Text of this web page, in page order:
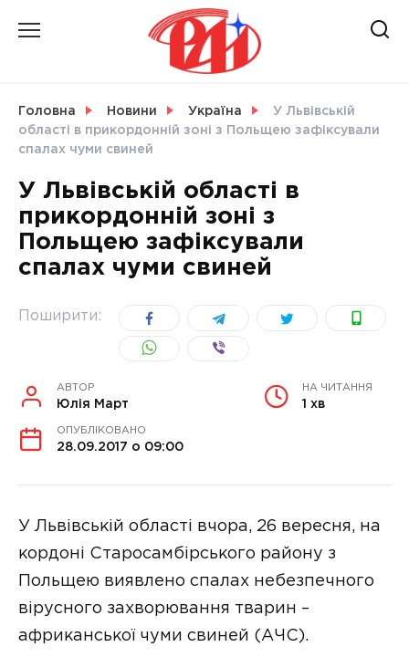
СВІТ
УКРАЇНА
Головна Новини Україна
У Львівській
області в прикордонній зоні з Польщею зафіксували
спалах чуми свиней
У Львівській області в
прикордонній зоні з
Польщею зафіксували
спалах чуми свиней
Поширити:
АВТОР
Юлія Март
НА ЧИТАННЯ
1 хв
ОПУБЛІКОВАНО
28.09.2017 о 09:00
У Львівській області вчора, 26 вересня, на
кордоні Старосамбірського району з
Польщею виявлено спалах небезпечного
вірусного захворювання тварин –
африканської чуми свиней (АЧС).